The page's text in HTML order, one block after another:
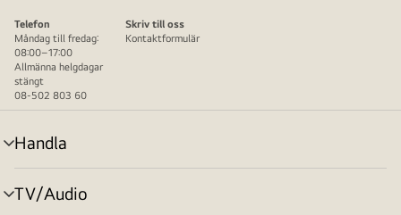
Telefon
Måndag till fredag:
08:00–17:00
Allmänna helgdagar
stängt
08-502 803 60
Skriv till oss
Kontaktformulär
Handla
menyväxling
TV/Audio
menyväxling